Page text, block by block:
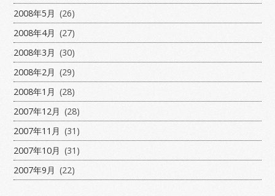
2008年5月 (26)
2008年4月 (27)
2008年3月 (30)
2008年2月 (29)
2008年1月 (28)
2007年12月 (28)
2007年11月 (31)
2007年10月 (31)
2007年9月 (22)